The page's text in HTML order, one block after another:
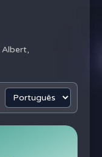
Albert,